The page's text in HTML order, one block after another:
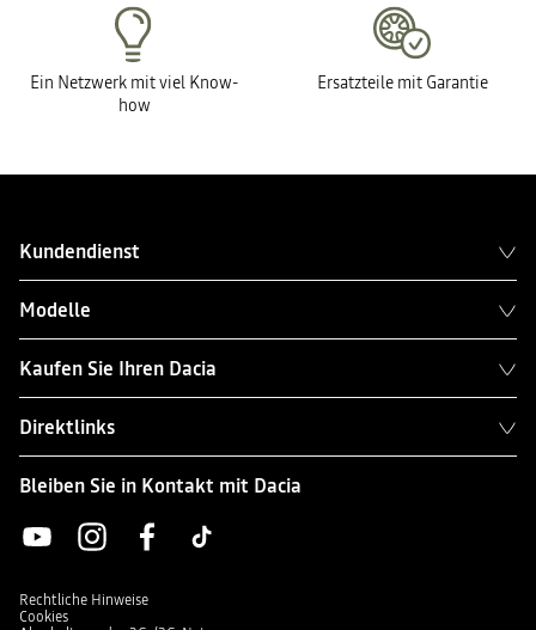
Ein Netzwerk mit viel Know-
how
Ersatzteile mit Garantie
Kundendienst
Modelle
Kaufen Sie Ihren Dacia
Direktlinks
Bleiben Sie in Kontakt mit Dacia
Rechtliche Hinweise
Cookies